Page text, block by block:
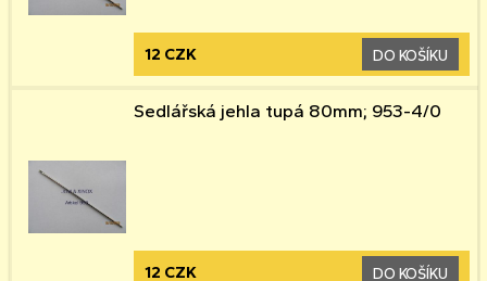
12 CZK DO KOŠÍKU
Sedlářská jehla tupá 80mm; 953-4/0
12 CZK DO KOŠÍKU